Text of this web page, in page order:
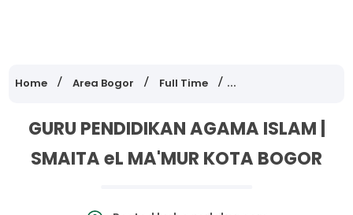
Home Area Bogor Full Time Lowongan Kerja
GURU PENDIDIKAN AGAMA ISLAM |
SMAITA eL MA'MUR KOTA BOGOR